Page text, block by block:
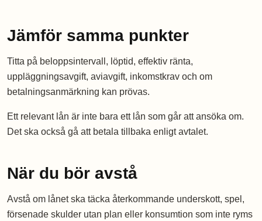
Jämför samma punkter
Titta på beloppsintervall, löptid, effektiv ränta,
uppläggningsavgift, aviavgift, inkomstkrav och om
betalningsanmärkning kan prövas.
Ett relevant lån är inte bara ett lån som går att ansöka om.
Det ska också gå att betala tillbaka enligt avtalet.
När du bör avstå
Avstå om lånet ska täcka återkommande underskott, spel,
försenade skulder utan plan eller konsumtion som inte ryms